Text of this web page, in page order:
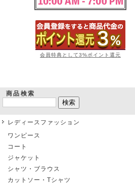
会員特典として3%ポイント還元
商品検索
レディースファッション
ワンピース
コート
ジャケット
シャツ・ブラウス
カットソー・Tシャツ